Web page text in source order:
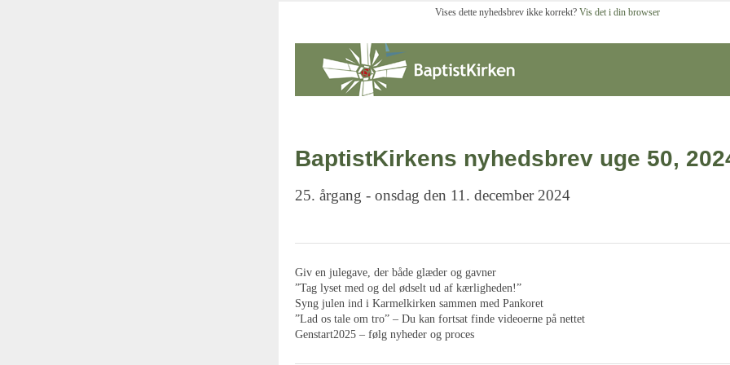
Vises dette nyhedsbrev ikke korrekt? Vis det i din browser
BaptistKirkens nyhedsbrev uge 50,
25. årgang - onsdag den 11. december 2024
Giv en julegave, der både glæder og gavner
”Tag lyset med og del ødselt ud af kærligheden!”
Syng julen ind i Karmelkirken sammen med Pankoret
”Lad os tale om tro” – Du kan fortsat finde videoerne på nettet
Genstart2025 – følg nyheder og proces